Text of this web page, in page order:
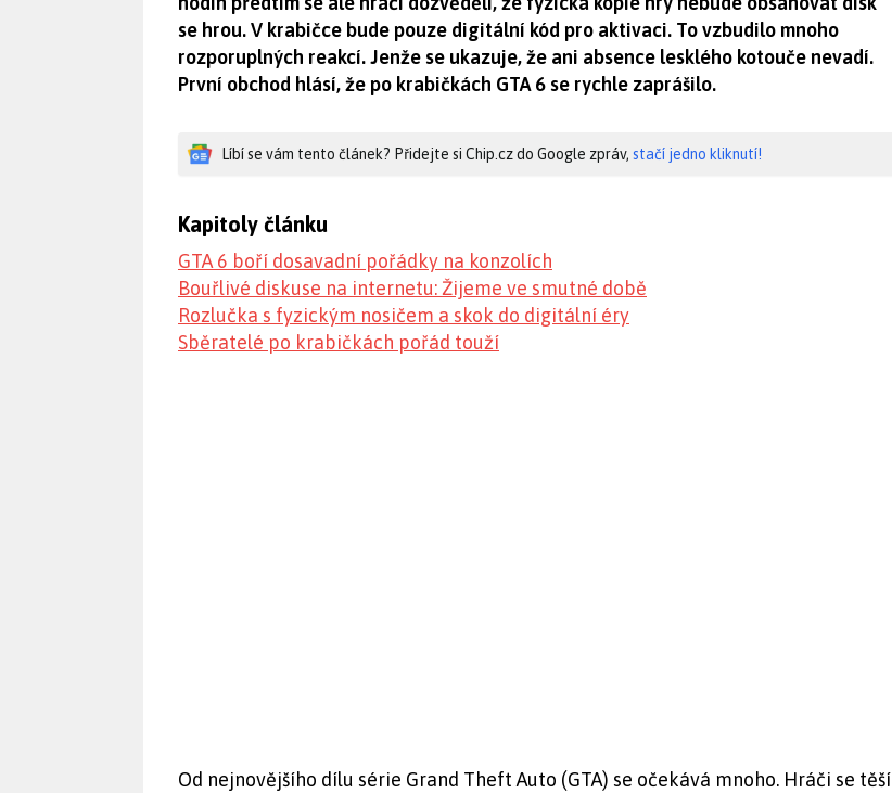
se hrou. V krabičce bude pouze digitální kód pro aktivaci. To vzbudilo mnoho
rozporuplných reakcí. Jenže se ukazuje, že ani absence lesklého kotouče nevadí.
První obchod hlásí, že po krabičkách GTA 6 se rychle zaprášilo.
Líbí se vám tento článek? Přidejte si Chip.cz do Google zpráv, stačí jedno kliknutí!
Kapitoly článku
GTA 6 boří dosavadní pořádky na konzolích
Bouřlivé diskuse na internetu: Žijeme ve smutné době
Rozlučka s fyzickým nosičem a skok do digitální éry
Sběratelé po krabičkách pořád touží
Od nejnovějšího dílu série Grand Theft Auto (GTA) se očekává mnoho. Hráči se těší